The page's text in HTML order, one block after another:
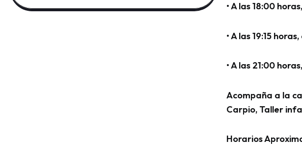
• A las 18:00
• A las 19:15
• A las 21:00
Acompaña a la
Carpio, Taller
Horarios